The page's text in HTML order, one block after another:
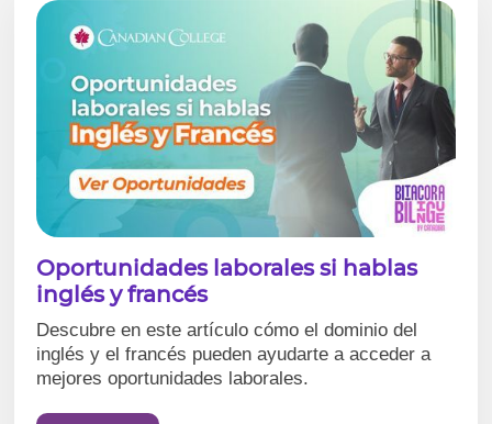
Oportunidades laborales si hablas
inglés y francés
Descubre en este artículo cómo el dominio del
inglés y el francés pueden ayudarte a acceder a
mejores oportunidades laborales.